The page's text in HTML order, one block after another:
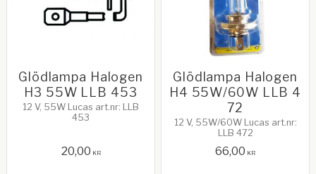
Glödlampa Halogen
H3 55W LLB 453
12 V, 55W Lucas art.nr: LLB
453
20,00 KR
Glödlampa Halogen
H4 55W/60W LLB 4
72
12 V, 55W/60W Lucas art.nr:
LLB 472
66,00 KR